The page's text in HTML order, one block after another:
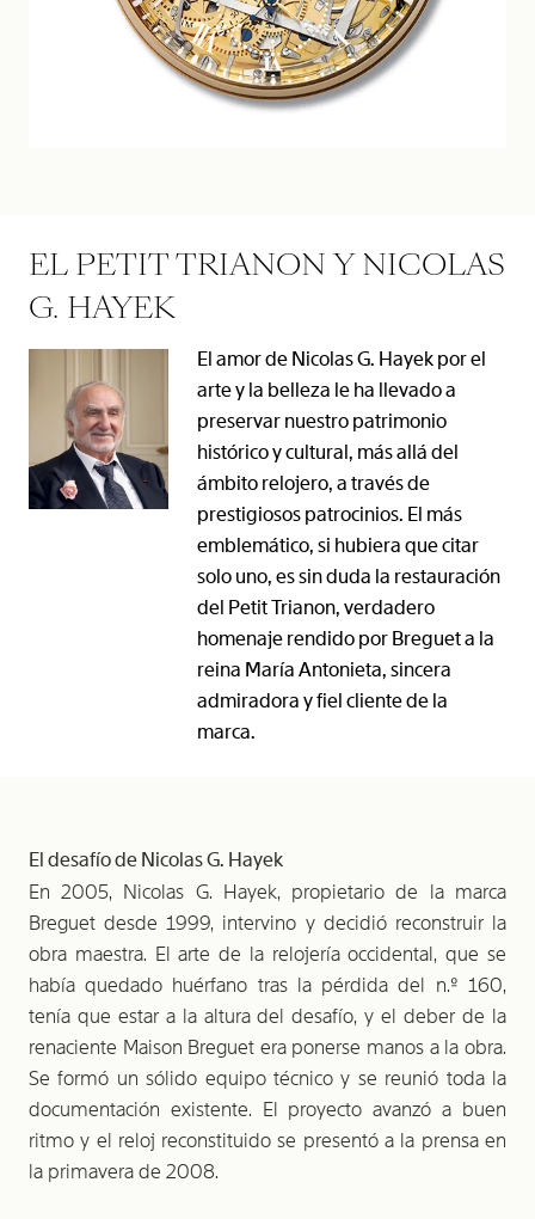
EL PETIT TRIANON Y NICOLAS
G. HAYEK
El amor de Nicolas G. Hayek por el
arte y la belleza le ha llevado a
preservar nuestro patrimonio
histórico y cultural, más allá del
ámbito relojero, a través de
prestigiosos patrocinios. El más
emblemático, si hubiera que citar
solo uno, es sin duda la restauración
del Petit Trianon, verdadero
homenaje rendido por Breguet a la
reina María Antonieta, sincera
admiradora y fiel cliente de la
marca.
El desafío de Nicolas G. Hayek
En 2005, Nicolas G. Hayek, propietario de la marca
Breguet desde 1999, intervino y decidió reconstruir la
obra maestra. El arte de la relojería occidental, que se
había quedado huérfano tras la pérdida del n.º 160,
tenía que estar a la altura del desafío, y el deber de la
renaciente Maison Breguet era ponerse manos a la obra.
Se formó un sólido equipo técnico y se reunió toda la
documentación existente. El proyecto avanzó a buen
ritmo y el reloj reconstituido se presentó a la prensa en
la primavera de 2008.